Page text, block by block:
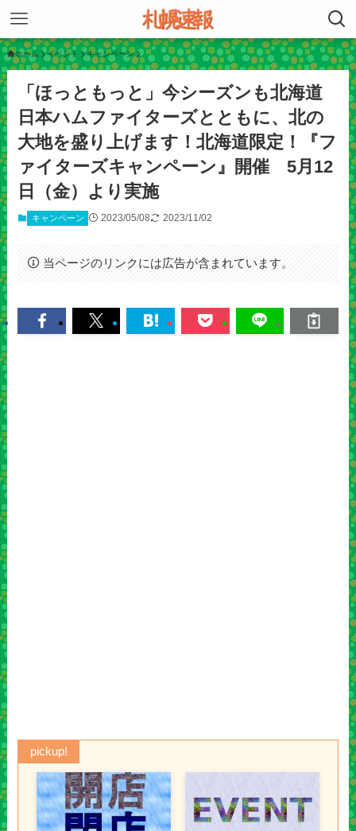
ホーム イベント キャンペーン
「ほっともっと」今シーズンも北海道
日本ハムファイターズとともに、北の
大地を盛り上げます！北海道限定！『フ
ァイターズキャンペーン』開催 5月12
日（金）より実施
キャンペーン 2023/05/08 2023/11/02
当ページのリンクには広告が含まれています。
pickup!